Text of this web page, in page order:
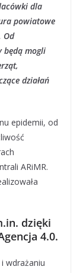
dla
powiatowe
Od
będą mogli
działań
epidemii, od
ARiMR.
dzięki
4.0.
wdrażaniu